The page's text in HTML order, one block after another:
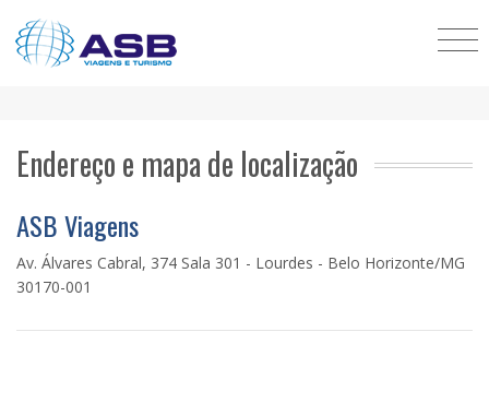
Endereço e mapa de localização
ASB Viagens
Av. Álvares Cabral, 374 Sala 301 - Lourdes - Belo Horizonte/MG
30170-001